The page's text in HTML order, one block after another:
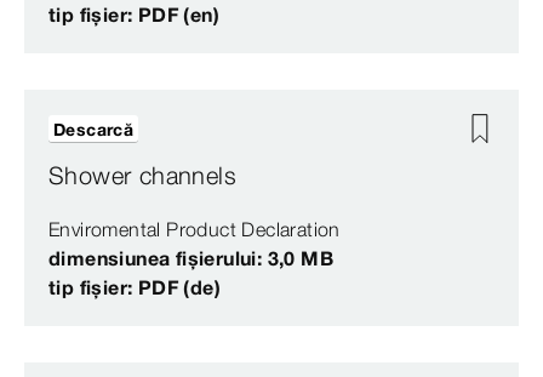
tip fișier: PDF (en)
Shower channels
Enviromental Product Declaration
dimensiunea fișierului: 3,0 MB
tip fișier: PDF (de)
Descarcă